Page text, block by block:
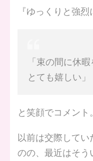
『ゆっくりと強
「束の間に休
とても嬉しい」
と笑顔でコメント。
以前は交際して
のの、最近はそう